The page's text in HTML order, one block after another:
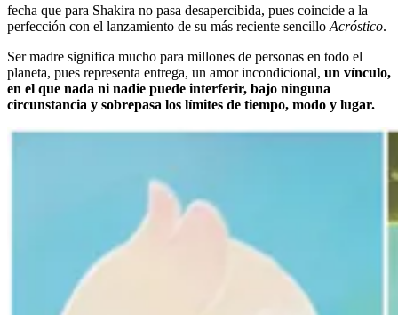
fecha que para Shakira no pasa desapercibida, pues coincide a la
perfección con el lanzamiento de su más reciente sencillo Acróstico.
Ser madre significa mucho para millones de personas en todo el
planeta, pues representa entrega, un amor incondicional, un vínculo,
en el que nada ni nadie puede interferir, bajo ninguna
circunstancia y sobrepasa los límites de tiempo, modo y lugar.